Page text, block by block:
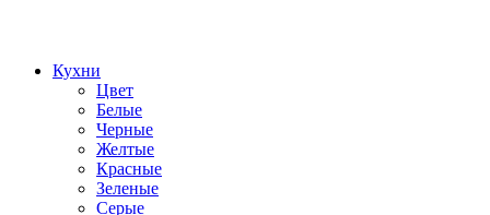
Кухни
Цвет
Белые
Черные
Желтые
Красные
Зеленые
Серые